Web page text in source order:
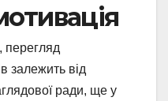
перегляд
залежить від
ради, ще у